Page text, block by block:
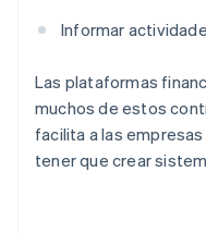
Informar
Las plataformas
muchos de estos
facilita a las
tener que crear